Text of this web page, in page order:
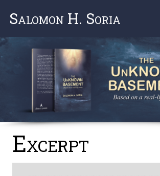
Salomon H. Soria
Excerpt